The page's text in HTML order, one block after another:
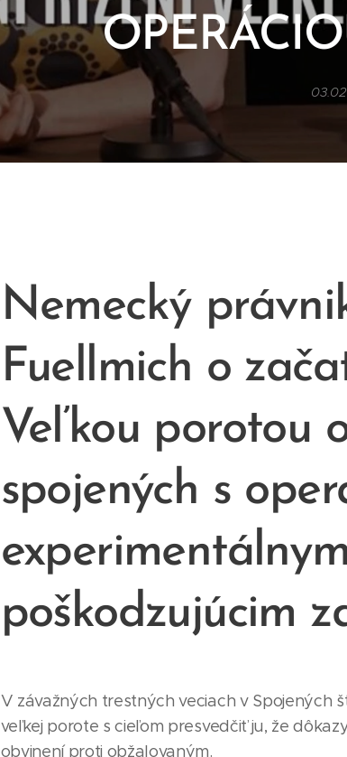
Nemecký
Fuellmich o
Veľkou porotou
spojených s
poškodzujúcim
V závažných trestných veciach v Spojených
veľkej porote s cieľom presvedčiť ju, že
obvinení proti obžalovaným.